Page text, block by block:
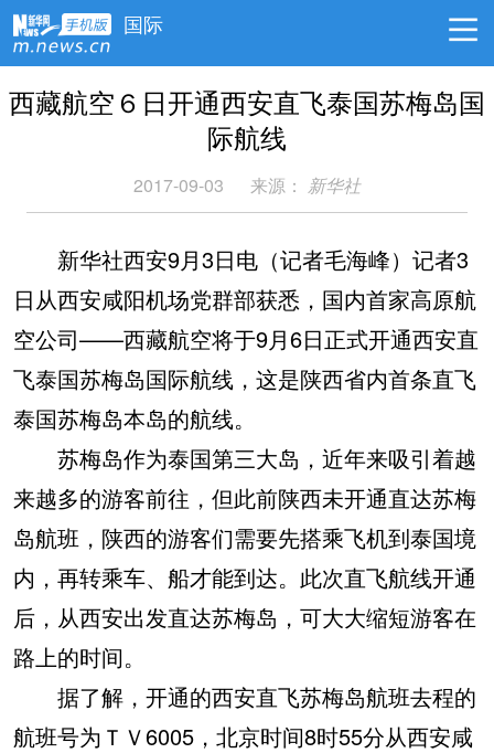
国际
西藏航空６日开通西安直飞泰国苏梅岛国
际航线
2017-09-03 来源： 新华社
新华社西安9月3日电（记者毛海峰）记者3
日从西安咸阳机场党群部获悉，国内首家高原航
空公司——西藏航空将于9月6日正式开通西安直
飞泰国苏梅岛国际航线，这是陕西省内首条直飞
泰国苏梅岛本岛的航线。
苏梅岛作为泰国第三大岛，近年来吸引着越
来越多的游客前往，但此前陕西未开通直达苏梅
岛航班，陕西的游客们需要先搭乘飞机到泰国境
内，再转乘车、船才能到达。此次直飞航线开通
后，从西安出发直达苏梅岛，可大大缩短游客在
路上的时间。
据了解，开通的西安直飞苏梅岛航班去程的
航班号为ＴＶ6005，北京时间8时55分从西安咸